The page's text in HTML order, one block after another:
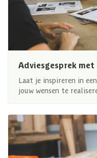
Adviesgesprek met
Laat je inspireren in
jouw wensen te